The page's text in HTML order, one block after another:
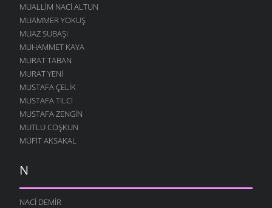
MUALLIM NACI ALTUN
MUAMMER YOKUŞ
MUAZ SUBAŞI
MUHAMMET KAYA
MURAT TABAN
MURAT YENI
MUSTAFA ÇELIK
MUSTAFA TILCI
MUSTAFA ZENGIN
MUTLU COŞKUN
MÜFIT AKSAKAL
N
NACI DEMIR